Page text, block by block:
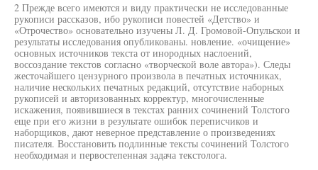
2 Прежде всего имеются и виду практически не исследованные
рукописи рассказов, ибо рукописи повестей «Детство» и
«Отрочество» основательно изучены Л. Д. Громовой-Опульскои и
результаты исследования опубликованы. новление. «очищение»
основных источников текста от инородных наслоений,
воссоздание текстов согласно «творческой воле автора»). Следы
жесточайшего цензурного произвола в печатных источниках,
наличие нескольких печатных редакций, отсутствие наборных
рукописей и авторизованных корректур, многочисленные
искажения, появившиеся в текстах ранних сочинений Толстого
еще при его жизни в результате ошибок переписчиков и
наборщиков, дают неверное представление о произведениях
писателя. Восстановить подлинные тексты сочинений Толстого
необходимая и первостепенная задача текстолога.